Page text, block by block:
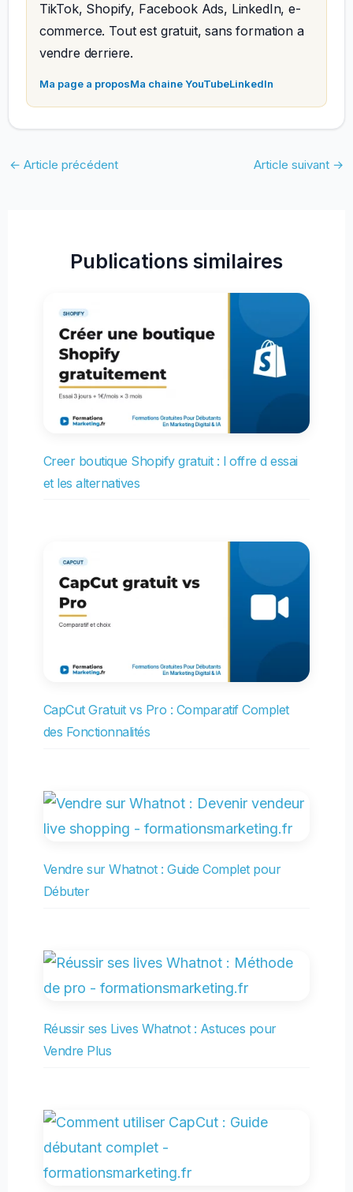
TikTok, Shopify, Facebook Ads, LinkedIn, e-
commerce. Tout est gratuit, sans formation a
vendre derriere.
Ma page a proposMa chaine YouTubeLinkedIn
← Article précédent Article suivant →
Publications similaires
Creer boutique Shopify gratuit : l offre d essai
et les alternatives
CapCut Gratuit vs Pro : Comparatif Complet
des Fonctionnalités
Vendre sur Whatnot : Guide Complet pour
Débuter
Réussir ses Lives Whatnot : Astuces pour
Vendre Plus